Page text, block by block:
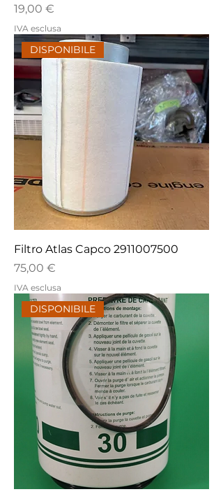
Prezzo
19,00 €
IVA esclusa
DISPONIBILE
Filtro Atlas Capco 2911007500
Prezzo
75,00 €
IVA esclusa
DISPONIBILE